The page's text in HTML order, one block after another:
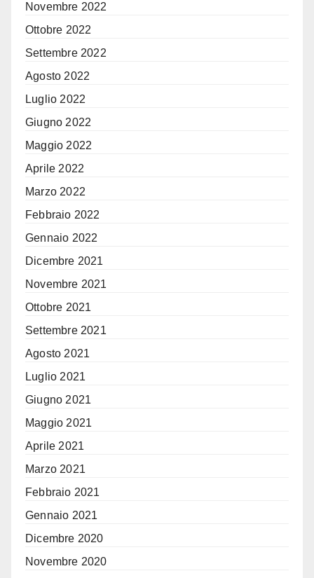
Novembre 2022
Ottobre 2022
Settembre 2022
Agosto 2022
Luglio 2022
Giugno 2022
Maggio 2022
Aprile 2022
Marzo 2022
Febbraio 2022
Gennaio 2022
Dicembre 2021
Novembre 2021
Ottobre 2021
Settembre 2021
Agosto 2021
Luglio 2021
Giugno 2021
Maggio 2021
Aprile 2021
Marzo 2021
Febbraio 2021
Gennaio 2021
Dicembre 2020
Novembre 2020